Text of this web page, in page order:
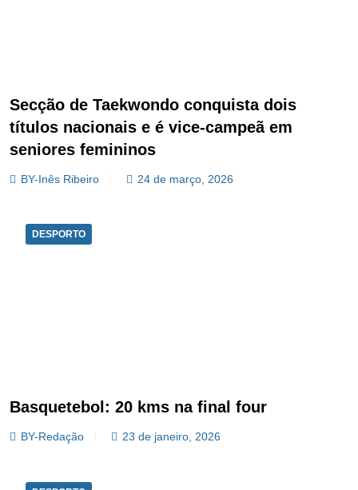
Secção de Taekwondo conquista dois
títulos nacionais e é vice-campeã em
seniores femininos
BY-Inês Ribeiro 24 de março, 2026
DESPORTO
Basquetebol: 20 kms na final four
BY-Redação 23 de janeiro, 2026